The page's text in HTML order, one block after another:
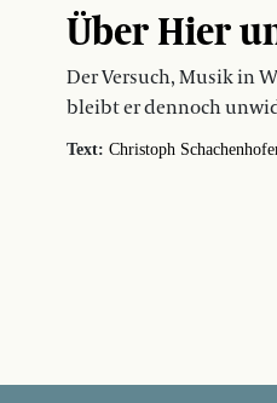
Über Hier
Der Versuch, Musik in
bleibt er dennoch
Text: Christoph